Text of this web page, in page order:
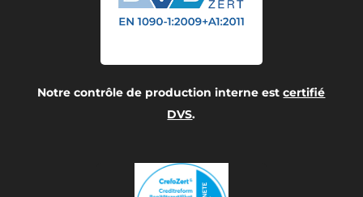
Notre contrôle de production interne estcertifié
DVS.